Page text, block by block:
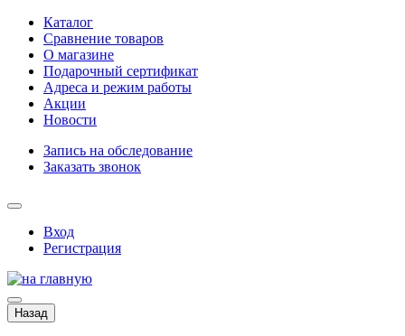
Каталог
Сравнение товаров
О магазине
Подарочный сертификат
Адреса и режим работы
Акции
Новости
Запись на обследование
Заказать звонок
Вход
Регистрация
Назад